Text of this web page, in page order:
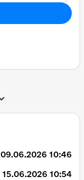
09.06.2026 10:46
15.06.2026 10:54